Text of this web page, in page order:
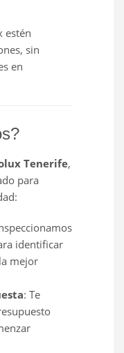
estén
sin
en
Tenerife,
para
identificar
mejor
: Te